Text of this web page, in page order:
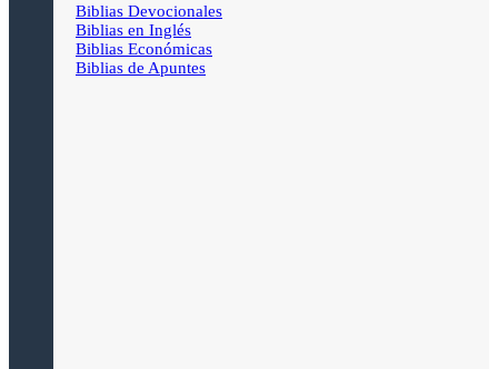
Biblias Devocionales
Biblias en Inglés
Biblias Económicas
Biblias de Apuntes